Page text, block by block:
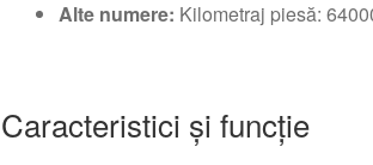
Alte numere: Kilometraj piesă:
Caracteristici și funcție